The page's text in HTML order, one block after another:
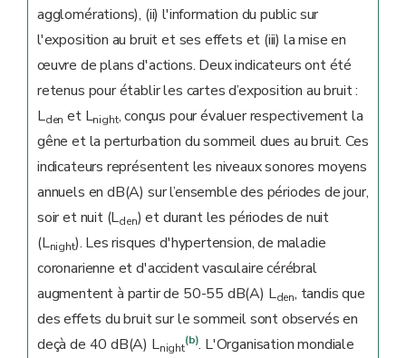
agglomérations), (ii) l'information du public sur
l'exposition au bruit et ses effets et (iii) la mise en
œuvre de plans d'actions. Deux indicateurs ont été
retenus pour établir les cartes d’exposition au bruit :
Lden et Lnight, conçus pour évaluer respectivement la
gêne et la perturbation du sommeil dues au bruit. Ces
indicateurs représentent les niveaux sonores moyens
annuels en dB(A) sur l’ensemble des périodes de jour,
soir et nuit (Lden) et durant les périodes de nuit
(Lnight). Les risques d'hypertension, de maladie
coronarienne et d'accident vasculaire cérébral
augmentent à partir de 50-55 dB(A) Lden, tandis que
des effets du bruit sur le sommeil sont observés en
deçà de 40 dB(A) Lnight
(b). L'Organisation mondiale